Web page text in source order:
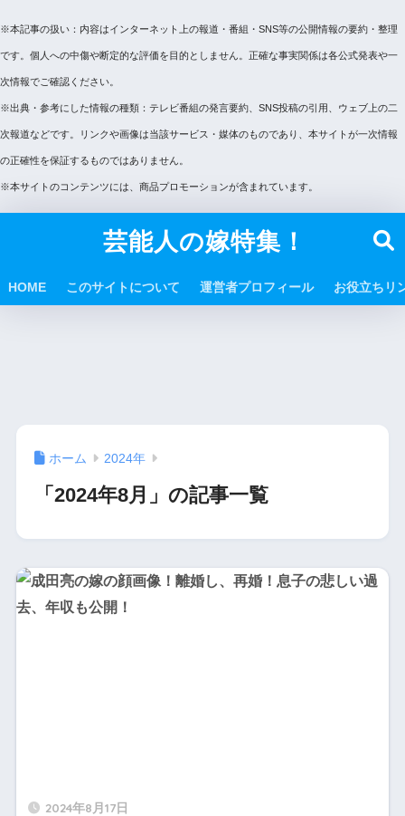
※本記事の扱い：内容はインターネット上の報道・番組・SNS等の公開情報の要約・整理
です。個人への中傷や断定的な評価を目的としません。正確な事実関係は各公式発表や一
次情報でご確認ください。
※出典・参考にした情報の種類：テレビ番組の発言要約、SNS投稿の引用、ウェブ上の二
次報道などです。リンクや画像は当該サービス・媒体のものであり、本サイトが一次情報
の正確性を保証するものではありません。
※本サイトのコンテンツには、商品プロモーションが含まれています。
芸能人の嫁特集！
HOME このサイトについて 運営者プロフィール お役立ちリ
ホーム 2024年
「2024年8月」の記事一覧
2024年8月17日